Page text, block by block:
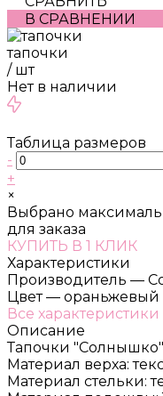
В СРАВНЕНИИ
тапочки
/ шт
Нет в наличии
Таблица размеров
-
+
×
Выбрано
для заказа
КУПИТЬ В 1 КЛИК
Характеристики
Производитель —
Цвет — ораньжевый
Все характеристики
Описание
Тапочки "Солнышко"
Материал верха:
Материал стельки: